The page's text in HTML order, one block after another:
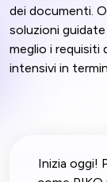
dei documenti.
soluzioni guidate
meglio i requisiti
intensivi in
Inizia oggi!